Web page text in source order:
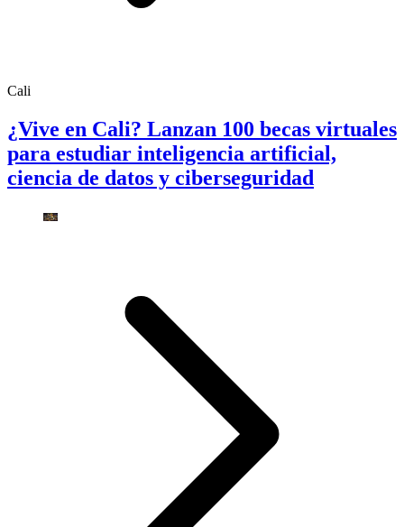
Cali
¿Vive en Cali? Lanzan 100 becas virtuales
para estudiar inteligencia artificial,
ciencia de datos y ciberseguridad